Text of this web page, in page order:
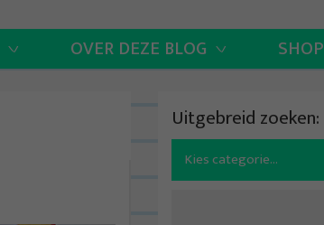
OVER DEZE BLOG SHOP
Uitgebreid zoeken:
Search
for: